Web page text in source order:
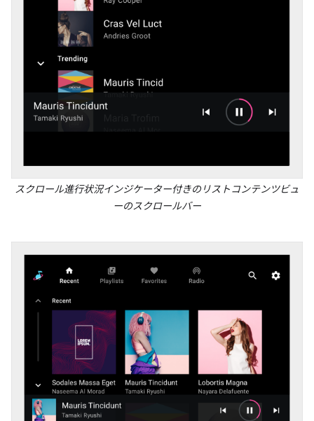
スクロール進行状況インジケーター付きのリストコンテンツビュ
ーのスクロールバー